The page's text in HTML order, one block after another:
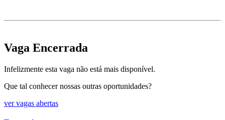
Vaga Encerrada
Infelizmente esta vaga não está mais disponível.
Que tal conhecer nossas outras oportunidades?
ver vagas abertas